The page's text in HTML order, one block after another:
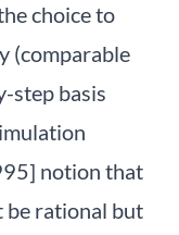
choice to
(comparable
step basis
notion that
be rational but